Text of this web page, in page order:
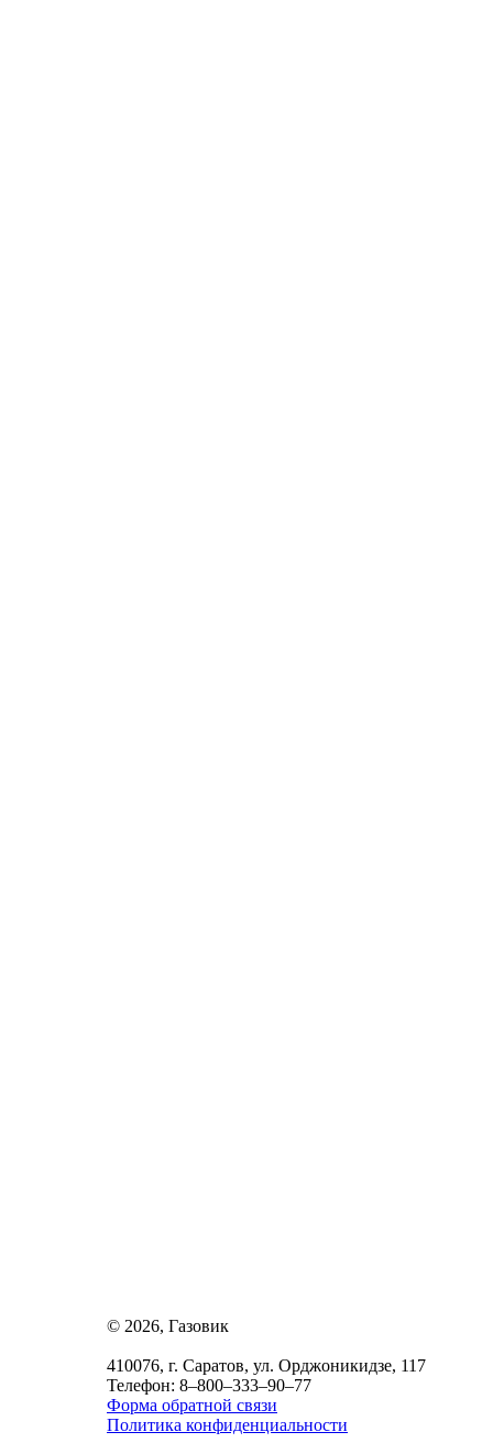
© 2026, Газовик
410076, г. Саратов, ул. Орджоникидзе, 117
Телефон: 8–800–333–90–77
Форма обратной связи
Политика конфиденциальности